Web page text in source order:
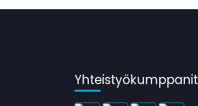
Yhteistyökumppanit